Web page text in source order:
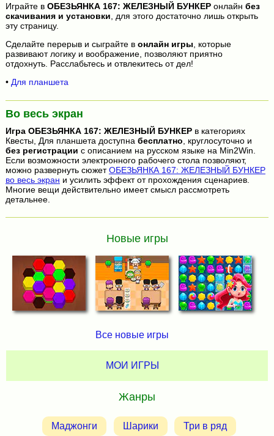
Играйте в ОБЕЗЬЯНКА 167: ЖЕЛЕЗНЫЙ БУНКЕРонлайн без
скачивания и установки , для этого достаточно лишь открыть
эту страницу.
Сделайте перерыв и сыграйте в онлайн игры , которые
развивают логику и воображение, позволяют приятно
отдохнуть. Расслабьтесь и отвлекитесь от дел!
• Для планшета
Во весь экран
Игра ОБЕЗЬЯНКА 167: ЖЕЛЕЗНЫЙ БУНКЕРв категориях
Квесты, Для планшета доступна бесплатно , круглосуточно и
без регистрации с описанием на русском языке на Min2Win.
Если возможности электронного рабочего стола позволяют,
можно развернуть сюжетОБЕЗЬЯНКА 167: ЖЕЛЕЗНЫЙ БУНКЕР
во весь экран и усилить эффект от прохождения сценариев.
Многие вещи действительно имеет смысл рассмотреть
детальнее.
Новые игры
Все новые игры
МОИ ИГРЫ
Жанры
Маджонги Шарики Три в ряд